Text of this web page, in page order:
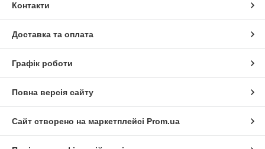
Контакти
Доставка та оплата
Графік роботи
Повна версія сайту
Сайт створено на маркетплейсі Prom.ua